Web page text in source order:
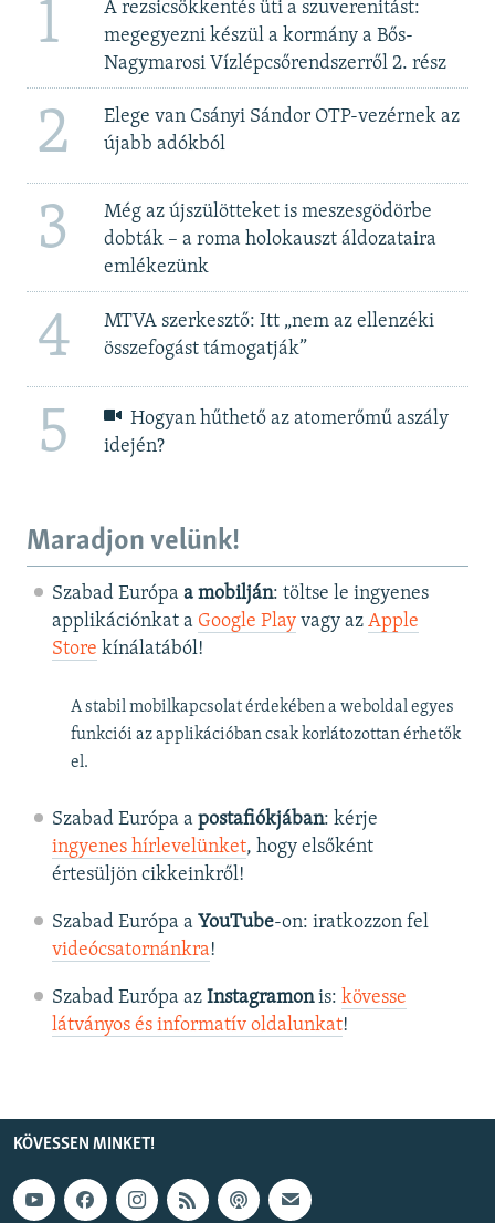
1
A rezsicsökkentés üti a szuverenitást:
megegyezni készül a kormány a Bős-
Nagymarosi Vízlépcsőrendszerről 2. rész
2
Elege van Csányi Sándor OTP-vezérnek az
újabb adókból
3
Még az újszülötteket is meszesgödörbe
dobták – a roma holokauszt áldozataira
emlékezünk
4
MTVA szerkesztő: Itt „nem az ellenzéki
összefogást támogatják”
5
Hogyan hűthető az atomerőmű aszály
idején?
Maradjon velünk!
Szabad Európa a mobilján: töltse le ingyenes
applikációnkat a Google Playvagy az Apple
Store kínálatából!
A stabil mobilkapcsolat érdekében a weboldal egyes
funkciói az applikációban csak korlátozottan érhetők
el.
Szabad Európa a postafiókjában: kérje
ingyenes hírlevelünket, hogy elsőként
értesüljön cikkeinkről!
Szabad Európa a YouTube-on: iratkozzon fel
videócsatornánkra!
Szabad Európa az Instagramonis: kövesse
látványos és informatív oldalunkat! ​
KÖVESSEN MINKET!